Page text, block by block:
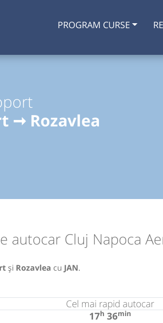
PROGRAM CURSE
➞ Rozavlea
autocar Cluj Napoca
și Rozavlea cu JAN.
Cel mai rapid autocar
17h 36min